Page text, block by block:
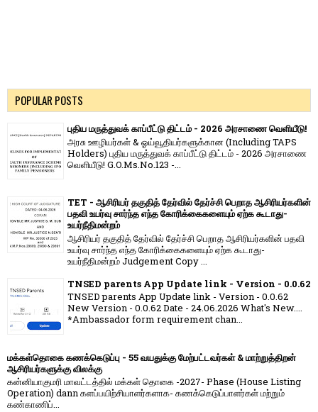
POPULAR POSTS
புதிய மருத்துவக் காப்பீட்டு திட்டம் - 2026 அரசாணை வெளியீடு!
அரசு ஊழியர்கள் & ஓய்வூதியர்களுக்கான (Including TAPS
Holders) புதிய மருத்துவக் காப்பீட்டு திட்டம் - 2026 அரசாணை
வெளியீடு! G.O.Ms.No.123 -...
TET - ஆசிரியர் தகுதித் தேர்வில் தேர்ச்சி பெறாத ஆசிரியர்களின்
பதவி உயர்வு சார்ந்த எந்த கோரிக்கைகளையும் ஏற்க கூடாது-
உயர்நீதிமன்றம்
ஆசிரியர் தகுதித் தேர்வில் தேர்ச்சி பெறாத ஆசிரியர்களின் பதவி
உயர்வு சார்ந்த எந்த கோரிக்கைகளையும் ஏற்க கூடாது-
உயர்நீதிமன்றம் Judgement Copy ...
TNSED parents App Update link - Version - 0.0.62
TNSED parents App Update link - Version - 0.0.62
New Version - 0.0.62 Date - 24.06.2026 What's New....
*Ambassador form requirement chan...
மக்கள்தொகை கணக்கெடுப்பு - 55 வயதுக்கு மேற்பட்டவர்கள் & மாற்றுத்திறன்
ஆசிரியர்களுக்கு விலக்கு
கன்னியாகுமரி மாவட்டத்தில் மக்கள் தொகை -2027- Phase (House Listing
Operation) dann களப்பயிற்சியாளர்களாக- கணக்கெடுப்பாளர்கள் மற்றும்
கண்காணிப்...